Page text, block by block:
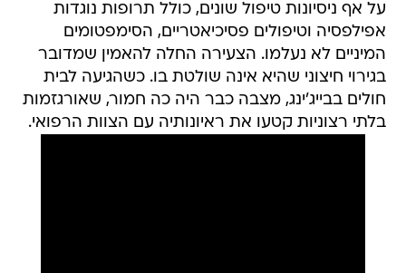
על אף ניסיונות טיפול שונים, כולל תרופות נוגדות
אפילפסיה וטיפולים פסיכיאטריים, הסימפטומים
המיניים לא נעלמו. הצעירה החלה להאמין שמדובר
בגירוי חיצוני שהיא אינה שולטת בו. כשהגיעה לבית
חולים בבייג'ינג, מצבה כבר היה כה חמור, שאורגזמות
בלתי רצוניות קטעו את ראיונותיה עם הצוות הרפואי.